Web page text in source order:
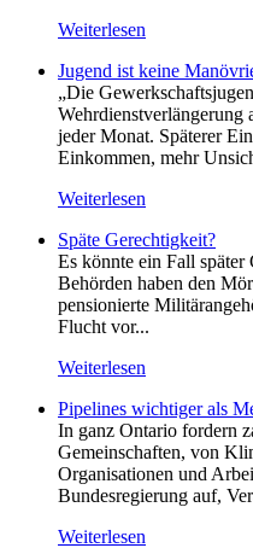
Weiterlesen
Jugend ist keine
„Die
Wehrdienstverlängerung
jeder Monat. Späterer
Einkommen, mehr
Weiterlesen
Späte Gerechtigkeit?
Es könnte ein Fall
Behörden haben den
pensionierte
Flucht vor...
Weiterlesen
Pipelines wichtiger als
In ganz Ontario fordern
Gemeinschaften, von
Organisationen und
Bundesregierung auf,
Weiterlesen